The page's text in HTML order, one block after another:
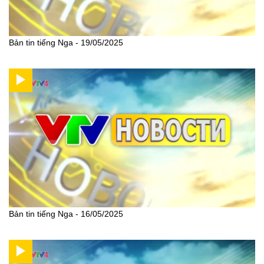
Bản tin tiếng Nga - 19/05/2025
Bản tin tiếng Nga - 16/05/2025